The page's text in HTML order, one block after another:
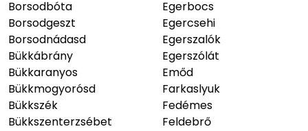
Borsodbóta
Borsodgeszt
Borsodnádasd
Bükkábrány
Bükkaranyos
Bükkmogyorósd
Bükkszék
Bükkszenterzsébet
Egerbocs
Egercsehi
Egerszalók
Egerszólát
Emőd
Farkaslyuk
Fedémes
Feldebrő